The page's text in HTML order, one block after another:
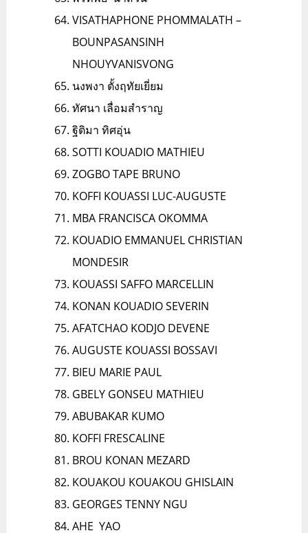
VISATHAPHONE PHOMMALATH –
BOUNPASANSINH
NHOUYVANISVONG
นงพงา ตั้งฤทัยเยี่ยม
ทัศนา เลื่อมสำราญ
ฐิติมา ทิศอุ่น
SOTTI KOUADIO MATHIEU
ZOGBO TAPE BRUNO
KOFFI KOUASSI LUC-AUGUSTE
MBA FRANCISCA OKOMMA
KOUADIO EMMANUEL CHRISTIAN
MONDESIR
KOUASSI SAFFO MARCELLIN
KONAN KOUADIO SEVERIN
AFATCHAO KODJO DEVENE
AUGUSTE KOUASSI BOSSAVI
BIEU MARIE PAUL
GBELY GONSEU MATHIEU
ABUBAKAR KUMO
KOFFI FRESCALINE
BROU KONAN MEZARD
KOUAKOU KOUAKOU GHISLAIN
GEORGES TENNY NGU
AHE YAO